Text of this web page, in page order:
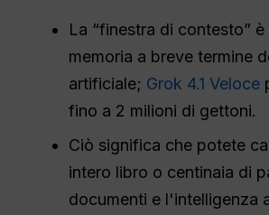
La “finestra di contesto” è
memoria a breve termine
artificiale; Grok 4.1 Veloce
fino a 2 milioni di gettoni.
Ciò significa che potete
intero libro o centinaia di
documenti e l'intelligenza